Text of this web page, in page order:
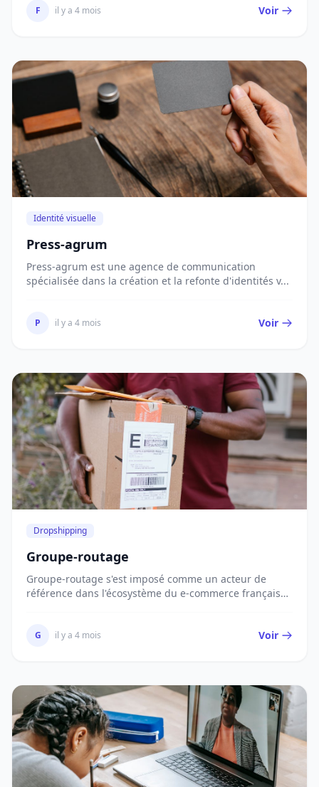
F il y a 4 mois Voir
Identité visuelle
Press-agrum
Press-agrum est une agence de communication
spécialisée dans la création et la refonte d'identités v...
P il y a 4 mois Voir
Dropshipping
Groupe-routage
Groupe-routage s'est imposé comme un acteur de
référence dans l'écosystème du e-commerce français
G il y a 4 mois Voir